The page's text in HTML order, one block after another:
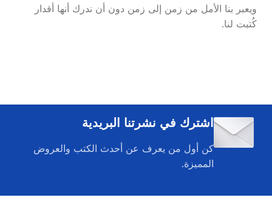
ويعبر بنا الأمل من زمن إلى زمن دون أن ندرك أنها أقدار
كُتبت لنا.
اشترك في نشرتنا البريدية
كن أول من يعرف عن أحدث الكتب والعروض
المميزة.